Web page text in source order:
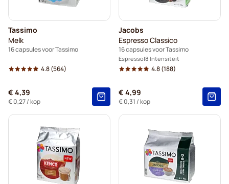
Tassimo
Melk
16 capsules voor Tassimo
4.8(564)
€ 4,39
€ 0,27/ kop
Jacobs
Espresso Classico
16 capsules voor Tassimo
Espresso 8 Intensiteit
4.8(188)
€ 4,99
€ 0,31 / kop